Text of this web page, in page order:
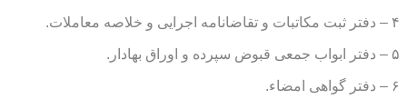
۴ – دفتر ثبت مکاتبات و تقاضانامه اجرایی و خلاصه معاملات.
۵ – دفتر ابواب جمعی قبوض سپرده و اوراق بهادار.
۶ – دفتر گواهی امضاء.